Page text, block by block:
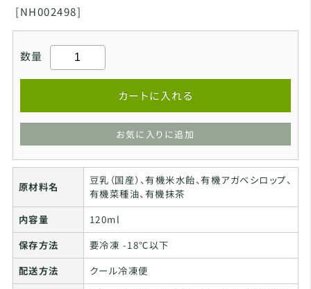
[NH002498]
数量
カートに入れる
お気に入りに追加
原材料名
豆乳（国産）、有機米水飴、有機アガベシロップ、
有機菜種油、有機抹茶
内容量
120ml
保存方法
要冷凍 -18℃以下
配送方法
クール冷凍便